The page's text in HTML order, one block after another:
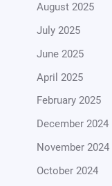
August 2025
July 2025
June 2025
April 2025
February 2025
December 2024
November 2024
October 2024